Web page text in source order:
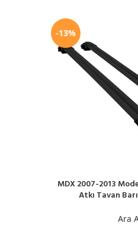
-13%
SEPETE EKLE
MDX 2007-2013
Atkı Tavan
Ara